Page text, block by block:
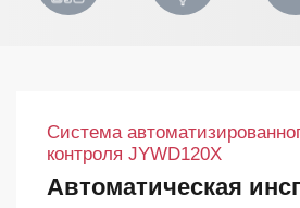
Система
контроля JYWD120X
Автоматическая